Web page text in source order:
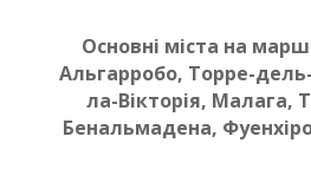
Основні міста на
Альгарробо, Торре-
ла-Вікторія, Малага,
Бенальмадена,